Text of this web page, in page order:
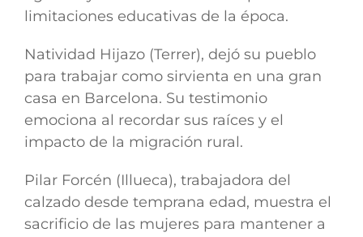
limitaciones educativas de la época.
Natividad Hijazo (Terrer), dejó su pueblo
para trabajar como sirvienta en una gran
casa en Barcelona. Su testimonio
emociona al recordar sus raíces y el
impacto de la migración rural.
Pilar Forcén (Illueca), trabajadora del
calzado desde temprana edad, muestra el
sacrificio de las mujeres para mantener a